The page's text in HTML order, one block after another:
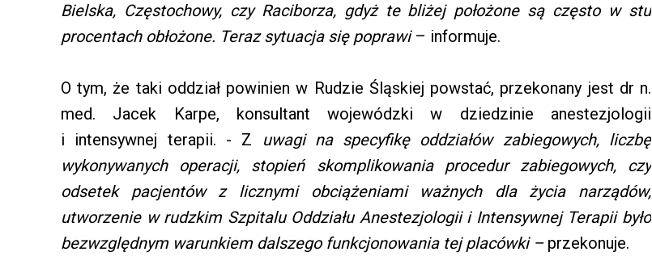
Bielska, Częstochowy, czy Raciborza, gdyż te bliżej położone są często w stu
procentach obłożone. Teraz sytuacja się poprawi – informuje.
O tym, że taki oddział powinien w Rudzie Śląskiej powstać, przekonany jest dr n.
med. Jacek Karpe, konsultant wojewódzki w dziedzinie anestezjologii
i intensywnej terapii. - Z uwagi na specyfikę oddziałów zabiegowych, liczbę
wykonywanych operacji, stopień skomplikowania procedur zabiegowych, czy
odsetek pacjentów z licznymi obciążeniami ważnych dla życia narządów,
utworzenie w rudzkim Szpitalu Oddziału Anestezjologii i Intensywnej Terapii było
bezwzględnym warunkiem dalszego funkcjonowania tej placówki –przekonuje.